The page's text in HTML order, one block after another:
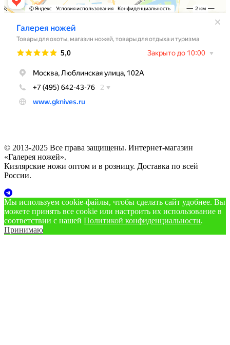
© 2013-2025 Все права защищены. Интернет-магазин
«Галерея ножей».
Кизлярские ножи оптом и в розницу. Доставка по всей
России.
Мы используем cookie‑файлы, чтобы сделать сайт удобнее. Вы
можете принять все cookie или настроить их использование в
соответствии с нашей Политикой конфиденциальности.
Принимаю